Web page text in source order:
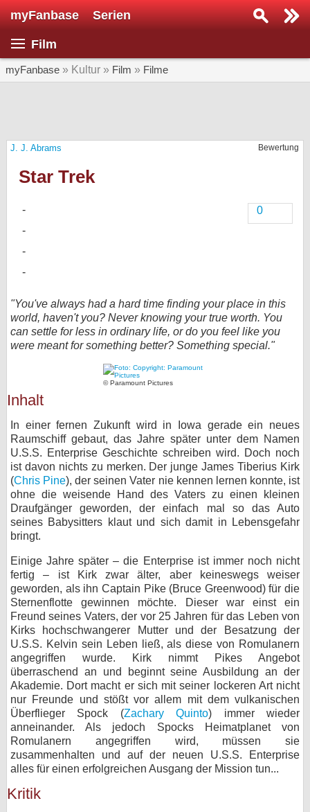
myFanbase Serien
Film
myFanbase » Kultur » Film » Filme
Bewertung
J. J. Abrams
Star Trek
0
"You've always had a hard time finding your place in this
world, haven't you? Never knowing your true worth. You
can settle for less in ordinary life, or do you feel like you
were meant for something better? Something special."
© Paramount Pictures
Inhalt
In einer fernen Zukunft wird in Iowa gerade ein neues
Raumschiff gebaut, das Jahre später unter dem Namen
U.S.S. Enterprise Geschichte schreiben wird. Doch noch
ist davon nichts zu merken. Der junge James Tiberius Kirk
(Chris Pine), der seinen Vater nie kennen lernen konnte, ist
ohne die weisende Hand des Vaters zu einen kleinen
Draufgänger geworden, der einfach mal so das Auto
seines Babysitters klaut und sich damit in Lebensgefahr
bringt.
Einige Jahre später – die Enterprise ist immer noch nicht
fertig – ist Kirk zwar älter, aber keineswegs weiser
geworden, als ihn Captain Pike (Bruce Greenwood) für die
Sternenflotte gewinnen möchte. Dieser war einst ein
Freund seines Vaters, der vor 25 Jahren für das Leben von
Kirks hochschwangerer Mutter und der Besatzung der
U.S.S. Kelvin sein Leben ließ, als diese von Romulanern
angegriffen wurde. Kirk nimmt Pikes Angebot
überraschend an und beginnt seine Ausbildung an der
Akademie. Dort macht er sich mit seiner lockeren Art nicht
nur Freunde und stößt vor allem mit dem vulkanischen
Überflieger Spock (Zachary Quinto) immer wieder
anneinander. Als jedoch Spocks Heimatplanet von
Romulanern angegriffen wird, müssen sie
zusammenhalten und auf der neuen U.S.S. Enterprise
alles für einen erfolgreichen Ausgang der Mission tun...
Kritik
Serie suchen...
SERIEN
Forum
bei X
Nutzungsbedingungen
Datenschutz
Cookie-Einstellungen
Impressum
myFanbase